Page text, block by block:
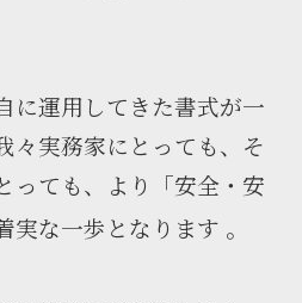
に運用してきた書式が一
々実務家にとっても、そ
っても、より「安全・安
実な一歩となります 。